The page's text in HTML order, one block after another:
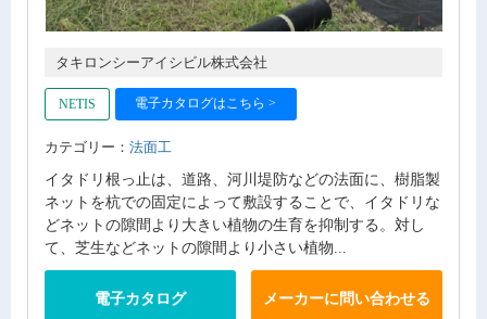
タキロンシーアイシビル株式会社
NETIS 電子カタログはこちら >
カテゴリー： 法面工
イタドリ根っ止は、道路、河川堤防などの法面に、樹脂製
ネットを杭での固定によって敷設することで、イタドリな
どネットの隙間より大きい植物の生育を抑制する。対し
て、芝生などネットの隙間より小さい植物...
電子カタログ メーカーに問い合わせる